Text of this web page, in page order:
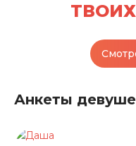
Анкеты